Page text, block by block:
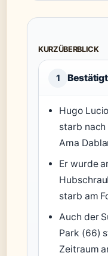
KURZÜBERBLICK
1
Hugo
starb
Ama
Er wurde
starb am
Auch der
Park (66)
Zeitraum